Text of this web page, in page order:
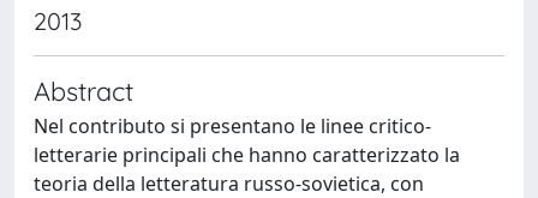
2013
Abstract
Nel contributo si presentano le linee critico-
letterarie principali che hanno caratterizzato la
teoria della letteratura russo-sovietica, con